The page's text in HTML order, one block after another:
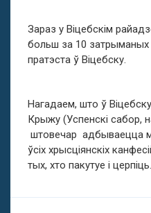
Зараз у Віцебскім
больш за 10 затрыманых
пратэста ў Віцебску.
Нагадаем, што ў
Крыжу (Успенскі сабор,
штовечар адбываецца
ўсіх хрысціянскіх
тых, хто пакутуе і церпіць.